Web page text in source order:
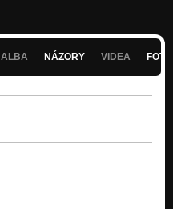
ALBA NÁZORY VIDEA